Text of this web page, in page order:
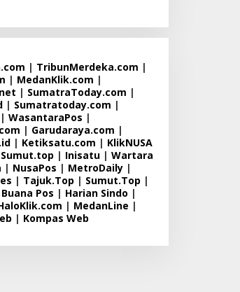
Sufmi Dasco Ahmad
| TribunMerdeka.com |
| MedanKlik.com |
| SumatraToday.com |
| Sumatratoday.com |
| WasantaraPos |
| Garudaraya.com |
| Ketiksatu.com | KlikNUSA
Sumut.top | Inisatu| Wartara
| NusaPos | MetroDaily|
| Tajuk.Top | Sumut.Top |
Buana Pos | Harian Sindo |
| MedanLine |
| Kompas Web